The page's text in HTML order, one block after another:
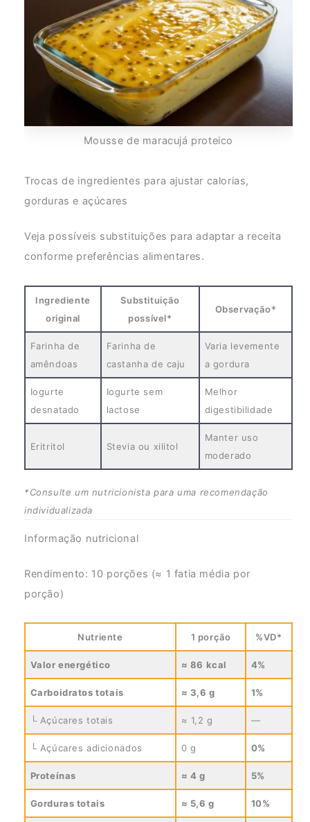
Mousse de maracujá proteico
Trocas de ingredientes para ajustar calorias,
gorduras e açúcares
Veja possíveis substituições para adaptar a receita
conforme preferências alimentares.
Ingrediente
original
Substituição
possível*
Observação*
Farinha de
amêndoas
Farinha de
castanha de caju
Varia levemente
a gordura
Iogurte
desnatado
Iogurte sem
lactose
Melhor
digestibilidade
Eritritol Stevia ou xilitol
Manter uso
moderado
*Consulte um nutricionista para uma recomendação
individualizada
Informação nutricional
Rendimento: 10 porções (≈ 1 fatia média por
porção)
Nutriente 1 porção %VD*
Valor energético ≈ 86 kcal 4%
Carboidratos totais ≈ 3,6 g 1%
└ Açúcares totais ≈ 1,2 g —
└ Açúcares adicionados 0 g 0%
Proteínas ≈ 4 g 5%
Gorduras totais ≈ 5,6 g 10%